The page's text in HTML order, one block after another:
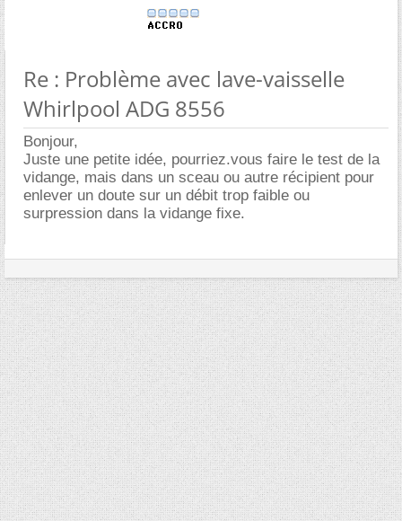
Re : Problème avec lave-vaisselle
Whirlpool ADG 8556
Bonjour,
Juste une petite idée, pourriez.vous faire le test de la
vidange, mais dans un sceau ou autre récipient pour
enlever un doute sur un débit trop faible ou
surpression dans la vidange fixe.